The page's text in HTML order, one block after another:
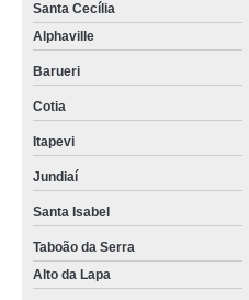
Santa Cecília
Alphaville
Barueri
Cotia
Itapevi
Jundiaí
Santa Isabel
Taboão da Serra
Alto da Lapa